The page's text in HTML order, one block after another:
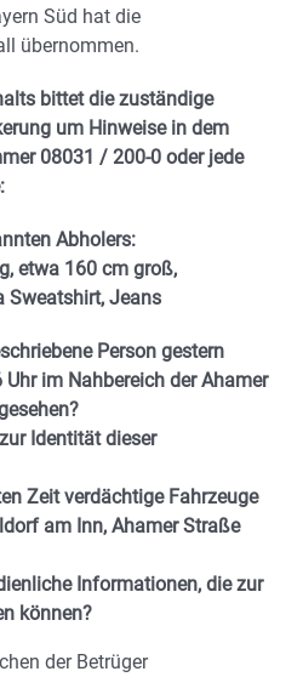
Süd hat die
übernommen.
bittet die zuständige
um Hinweise in dem
08031 / 200-0 oder jede
Abholers:
etwa 160 cm groß,
Sweatshirt, Jeans
Person gestern
im Nahbereich der Ahamer
Identität dieser
Zeit verdächtige Fahrzeuge
am Inn, Ahamer Straße
Informationen, die zur
können?
der Betrüger